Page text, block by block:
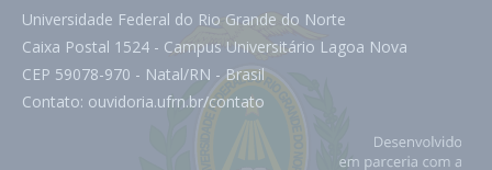
Universidade Federal do Rio Grande do Norte
Caixa Postal 1524 - Campus Universitário Lagoa Nova
CEP 59078-970 - Natal/RN - Brasil
Contato: ouvidoria.ufrn.br/contato